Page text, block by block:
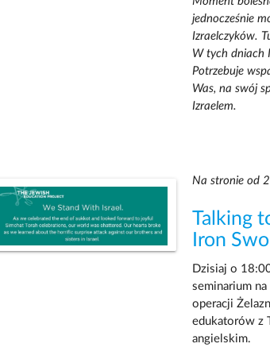
jednocześnie
Izraelczyków.
W tych dniach
Potrzebuje
Was, na swój
Izraelem.
Na stronie od
Talking
Iron
Dzisiaj o
seminarium
operacji
edukatorów z
angielskim.